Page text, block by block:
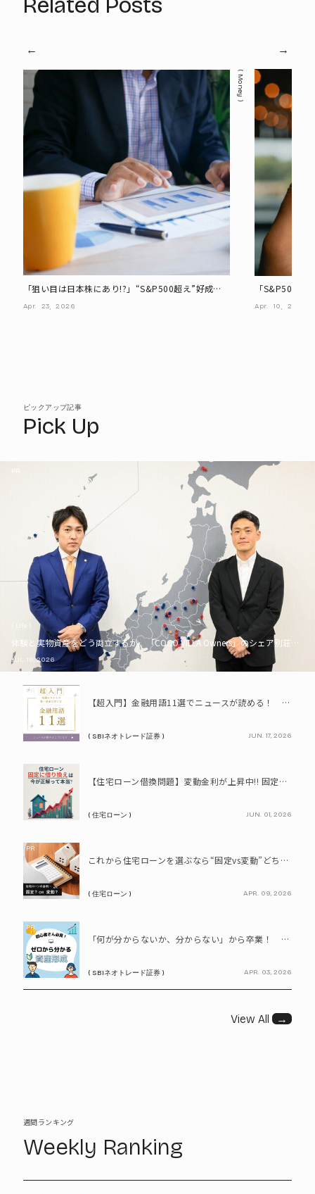
Money
「狙い目は日本株にあり!?」“S&P500超え”好成績
ファンド4選
Apr. 23, 2026
「S&P500で
る『NISA成長
Apr. 10, 2026
ピックアップ記事
Pick Up
PR
体験と実物資産をどう両立するか。「COCO VILLA Owners」のシェア別荘とい
JUL. 16, 2026
PR
【超入門】金融用語11選でニュースが読める！ 知識ゼロからの賢い資産の育て方
( SBIネオトレード証券 ) JUN. 17, 2026
【住宅ローン借換問題】変動金利が上昇中!! 固定に借り換えるなら今が正解って本当? シミュレーションで比較してみよう
( 住宅ローン ) JUN. 01, 2026
PR
これから住宅ローンを選ぶなら“固定vs変動”どちらが正解? 9割が利用したいと答えた「いま決めなくてもいい」ローンとは!?
( 住宅ローン ) APR. 09, 2026
PR
「何が分からないか、分からない」から卒業！ SBIネオトレード証券で学ぶ、はじめての資産形成
( SBIネオトレード証券 ) APR. 03, 2026
View All →
週間ランキング
Weekly Ranking